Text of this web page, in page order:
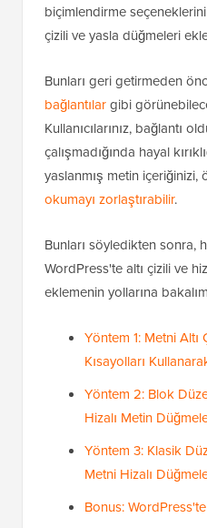
biçimlendirme
çizili ve yasla düğmeleri
Bunları geri getirmeden
bağlantılargibi
Kullanıcılarınız, bağlantı
çalışmadığında hayal
yaslanmış metin
okumayı zorlaştırabilir.
Bunları söyledikten sonra,
WordPress'te altı çizili ve
eklemenin yollarına
Yöntem 1: Metni
Kısayolları
Yöntem 2: Blok
Hizalı Metin
Yöntem 3: Klasik
Metni Hizalı
Bonus: